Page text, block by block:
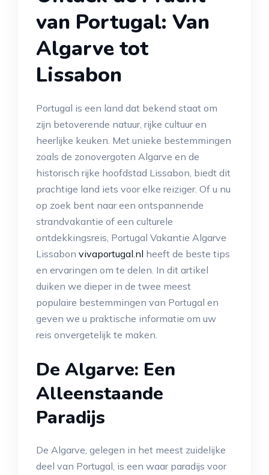
van Portugal: Van
Algarve tot
Lissabon
Portugal is een land dat bekend staat om
zijn betoverende natuur, rijke cultuur en
heerlijke keuken. Met unieke bestemmingen
zoals de zonovergoten Algarve en de
historisch rijke hoofdstad Lissabon, biedt dit
prachtige land iets voor elke reiziger. Of u nu
op zoek bent naar een ontspannende
strandvakantie of een culturele
ontdekkingsreis, Portugal Vakantie Algarve
Lissabon vivaportugal.nl heeft de beste tips
en ervaringen om te delen. In dit artikel
duiken we dieper in de twee meest
populaire bestemmingen van Portugal en
geven we u praktische informatie om uw
reis onvergetelijk te maken.
De Algarve: Een
Alleenstaande
Paradijs
De Algarve, gelegen in het meest zuidelijke
deel van Portugal, is een waar paradijs voor